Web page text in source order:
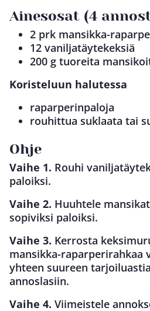
Ainesosat (4
2 prk mansikka-
12 vaniljatäytekeksiä
200 g tuoreita
Koristeluun halutessa
raparperinpaloja
rouhittua suklaata tai
Ohje
Vaihe 1. Rouhi
paloiksi.
Vaihe 2. Huuhtele
sopiviksi paloiksi.
Vaihe 3. Kerrosta
mansikka-raparperirahkaa
yhteen suureen
annoslasiin.
Vaihe 4. Viimeistele